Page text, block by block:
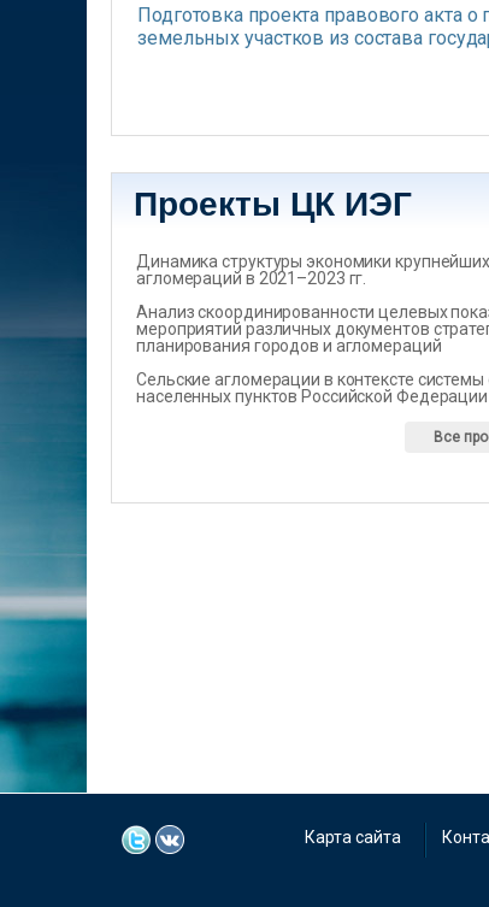
Подготовка проекта правового акта
земельных участков из состава
Проекты ЦК ИЭГ
Динамика структуры экономики
агломераций в 2021–2023 гг.
Анализ скоординированности целевых
мероприятий различных документов
планирования городов и агломераций
Сельские агломерации в контексте
населенных пунктов Российской Федерации
Все
Карта сайта